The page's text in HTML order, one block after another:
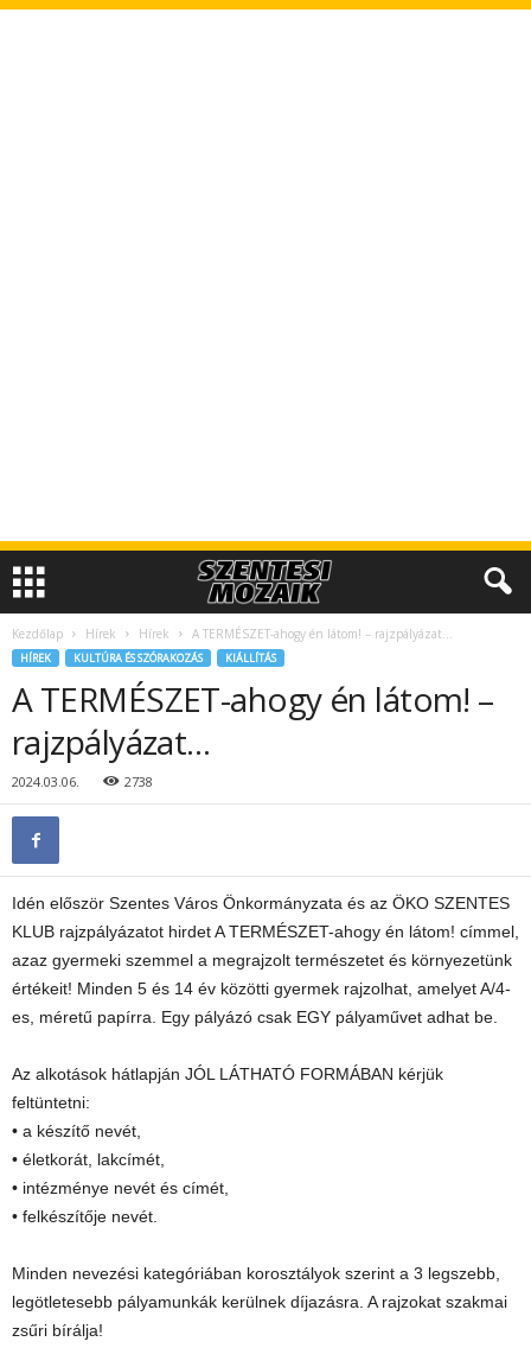
Kezdőlap Hírek Hírek A TERMÉSZET-ahogy én látom! – rajzpályázat…
HÍREK KULTÚRA ÉS SZÓRAKOZÁS KIÁLLÍTÁS
A TERMÉSZET-ahogy én látom! –
rajzpályázat…
2024.03.06. 2738
Idén először Szentes Város Önkormányzata és az ÖKO SZENTES
KLUB rajzpályázatot hirdet A TERMÉSZET-ahogy én látom! címmel,
azaz gyermeki szemmel a megrajzolt természetet és környezetünk
értékeit! Minden 5 és 14 év közötti gyermek rajzolhat, amelyet A/4-
es, méretű papírra. Egy pályázó csak EGY pályaművet adhat be.
Az alkotások hátlapján JÓL LÁTHATÓ FORMÁBAN kérjük
feltüntetni:
• a készítő nevét,
• életkorát, lakcímét,
• intézménye nevét és címét,
• felkészítője nevét.
Minden nevezési kategóriában korosztályok szerint a 3 legszebb,
legötletesebb pályamunkák kerülnek díjazásra. A rajzokat szakmai
zsűri bírálja!